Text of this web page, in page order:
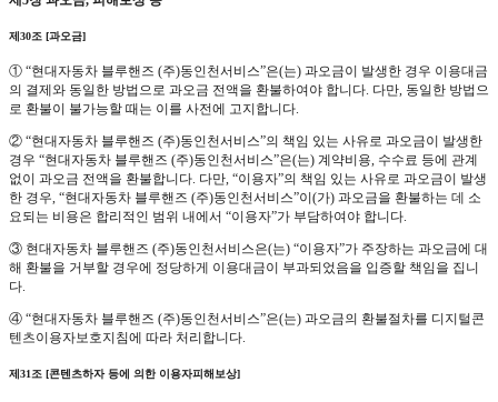
제30조 [과오금]
① “현대자동차 블루핸즈 (주)동인천서비스”은(는) 과오금이 발생한 경우 이용대금
의 결제와 동일한 방법으로 과오금 전액을 환불하여야 합니다. 다만, 동일한 방법으
로 환불이 불가능할 때는 이를 사전에 고지합니다.
② “현대자동차 블루핸즈 (주)동인천서비스”의 책임 있는 사유로 과오금이 발생한
경우 “현대자동차 블루핸즈 (주)동인천서비스”은(는) 계약비용, 수수료 등에 관계
없이 과오금 전액을 환불합니다. 다만, “이용자”의 책임 있는 사유로 과오금이 발생
한 경우, “현대자동차 블루핸즈 (주)동인천서비스”이(가) 과오금을 환불하는 데 소
요되는 비용은 합리적인 범위 내에서 “이용자”가 부담하여야 합니다.
③ 현대자동차 블루핸즈 (주)동인천서비스은(는) “이용자”가 주장하는 과오금에 대
해 환불을 거부할 경우에 정당하게 이용대금이 부과되었음을 입증할 책임을 집니
다.
④ “현대자동차 블루핸즈 (주)동인천서비스”은(는) 과오금의 환불절차를 디지털콘
텐츠이용자보호지침에 따라 처리합니다.
제31조 [콘텐츠하자 등에 의한 이용자피해보상]